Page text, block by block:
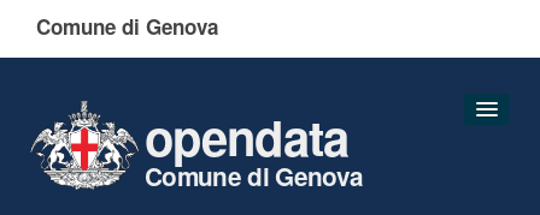
Comune di Genova
opendata
Comune di Genova